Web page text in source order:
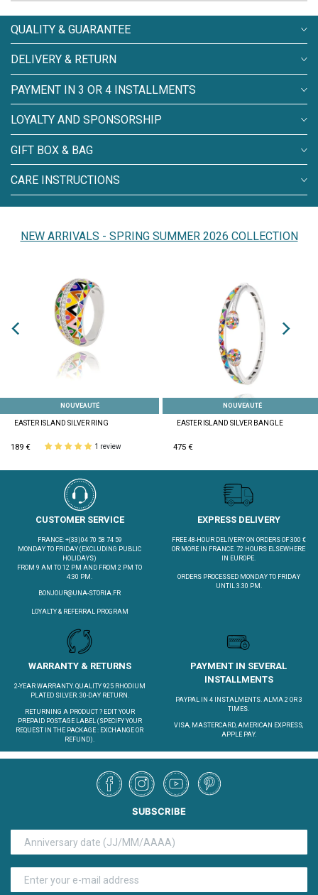
QUALITY & GUARANTEE
DELIVERY & RETURN
PAYMENT IN 3 OR 4 INSTALLMENTS
LOYALTY AND SPONSORSHIP
GIFT BOX & BAG
CARE INSTRUCTIONS
NEW ARRIVALS - SPRING SUMMER 2026 COLLECTION
NOUVEAUTÉ
EASTER ISLAND SILVER RING
189 € 1 review
NOUVEAUTÉ
EASTER ISLAND SILVER BANGLE
475 €
CUSTOMER SERVICE
FRANCE: +(33)04 70 58 74 59
MONDAY TO FRIDAY (EXCLUDING PUBLIC
HOLIDAYS)
FROM 9 AM TO 12 PM AND FROM 2 PM TO
4:30 PM.
BONJOUR@UNA-STORIA.FR
LOYALTY & REFERRAL PROGRAM
EXPRESS DELIVERY
FREE 48-HOUR DELIVERY ON ORDERS OF 300 €
OR MORE IN FRANCE. 72 HOURS ELSEWHERE
IN EUROPE.
ORDERS PROCESSED MONDAY TO FRIDAY
UNTIL 3.30 PM.
WARRANTY & RETURNS
2-YEAR WARRANTY. QUALITY 925 RHODIUM
PLATED SILVER. 30-DAY RETURN.
RETURNING A PRODUCT ? EDIT YOUR
PREPAID POSTAGE LABEL
(SPECIFY YOUR
REQUEST IN THE PACKAGE : EXCHANGE OR
REFUND).
PAYMENT IN SEVERAL
INSTALLMENTS
PAYPAL IN 4 INSTALMENTS. ALMA 2 OR 3
TIMES.
VISA, MASTERCARD, AMERICAN EXPRESS,
APPLE PAY.
SUBSCRIBE